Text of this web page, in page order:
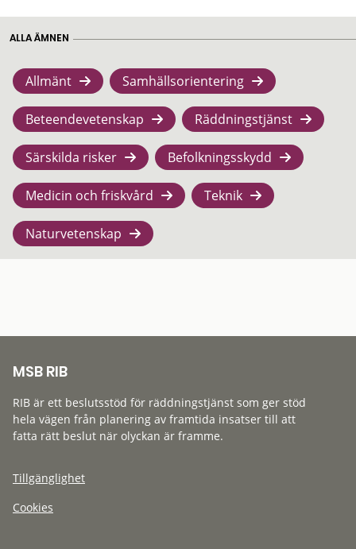
ALLA ÄMNEN
Allmänt Samhällsorientering
Beteendevetenskap Räddningstjänst
Särskilda risker Befolkningsskydd
Medicin och friskvård Teknik
Naturvetenskap
MSB RIB
RIB är ett beslutsstöd för räddningstjänst som ger stöd
hela vägen från planering av framtida insatser till att
fatta rätt beslut när olyckan är framme.
Tillgänglighet
Cookies